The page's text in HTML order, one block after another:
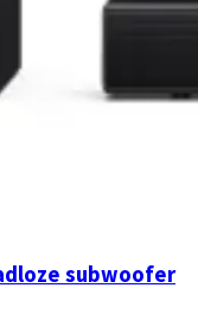
subwoofer